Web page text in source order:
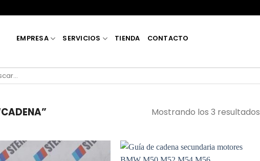
EMPRESA SERVICIOS TIENDA CONTACTO
Mostrando los 3 resultados